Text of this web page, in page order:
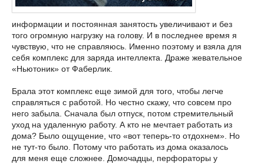
информации и постоянная занятость увеличивают и без
того огромную нагрузку на голову. И в последнее время я
чувствую, что не справляюсь. Именно поэтому и взяла для
себя комплекс для заряда интеллекта. Драже жевательное
«Ньютоник» от Фаберлик.
Брала этот комплекс еще зимой для того, чтобы легче
справляться с работой. Но честно скажу, что совсем про
него забыла. Сначала был отпуск, потом стремительный
уход на удаленную работу. А кто не мечтает работать из
дома? Было ощущение, что «вот теперь-то отдохнем». Но
не тут-то было. Потому что работать из дома оказалось
для меня еще сложнее. Домочадцы, перфораторы у